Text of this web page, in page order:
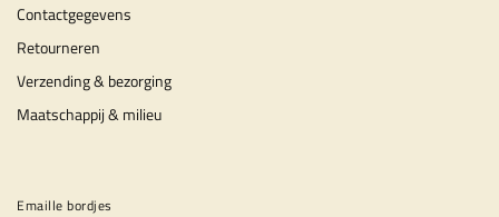
Contactgegevens
Retourneren
Verzending & bezorging
Maatschappij & milieu
Emaille bordjes